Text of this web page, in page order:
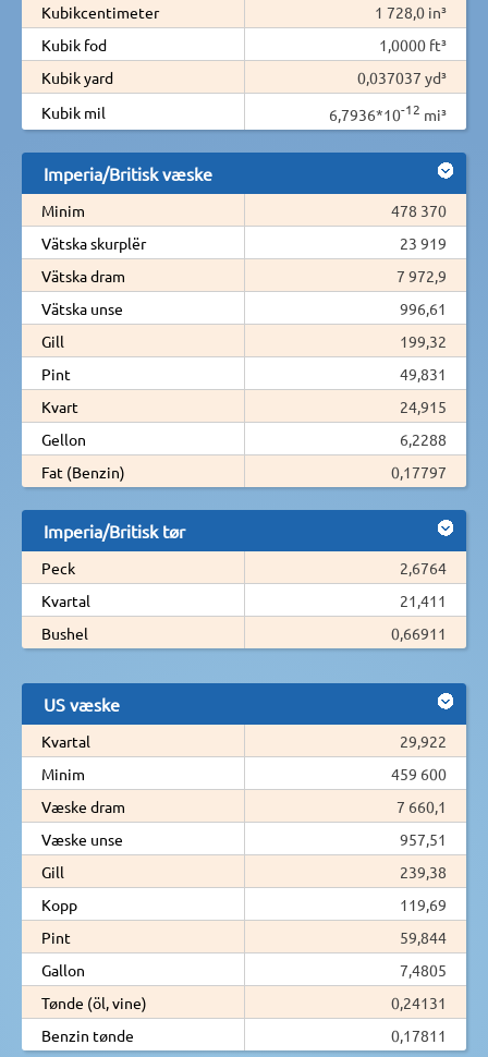
Kubikcentimeter
1 728,0 in³
Kubik fod
1,0000 ft³
Kubik yard
0,037037 yd³
Kubik mil
6,7936*10-12 mi³
Imperia/Britisk væske
Minim
478 370
Vätska skurplër
23 919
Vätska dram
7 972,9
Vätska unse
996,61
Gill
199,32
Pint
49,831
Kvart
24,915
Gellon
6,2288
Fat (Benzin)
0,17797
Imperia/Britisk tør
Peck
2,6764
Kvartal
21,411
Bushel
0,66911
US væske
Kvartal
29,922
Minim
459 600
Væske dram
7 660,1
Væske unse
957,51
Gill
239,38
Kopp
119,69
Pint
59,844
Gallon
7,4805
Tønde (öl, vine)
0,24131
Benzin tønde
0,17811